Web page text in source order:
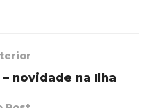
novidade na Ilha